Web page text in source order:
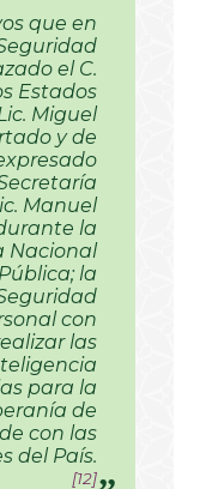
que en
el C.
Estados
Miguel
y de
Manuel
la
Nacional
la
con
las
para la
de
con las
del País.
[12]